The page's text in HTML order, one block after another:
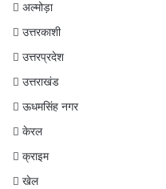
अल्मोड़ा
उत्तरकाशी
उत्तरप्रदेश
उत्तराखंड
ऊधमसिंह नगर
केरल
क्राइम
खेल